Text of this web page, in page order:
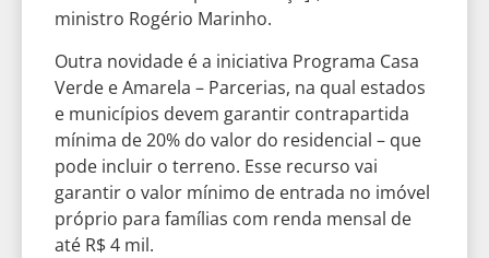
ministro Rogério Marinho.
Outra novidade é a iniciativa Programa Casa
Verde e Amarela – Parcerias, na qual estados
e municípios devem garantir contrapartida
mínima de 20% do valor do residencial – que
pode incluir o terreno. Esse recurso vai
garantir o valor mínimo de entrada no imóvel
próprio para famílias com renda mensal de
até R$ 4 mil.